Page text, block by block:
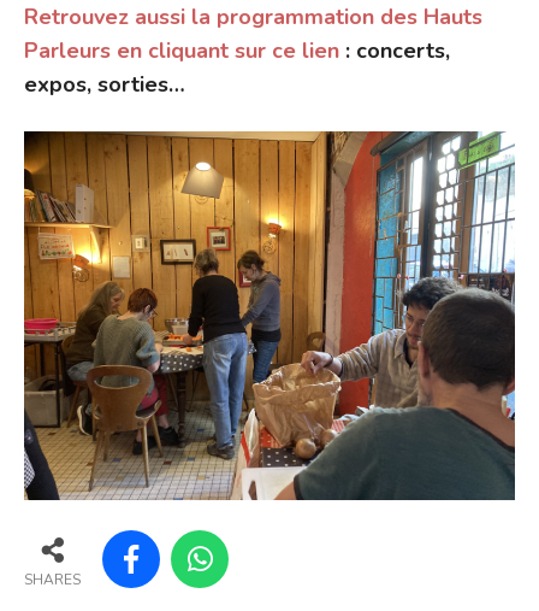
Retrouvez aussi la programmation des Hauts
Parleurs en cliquant sur ce lien : concerts,
expos, sorties…
SHARES